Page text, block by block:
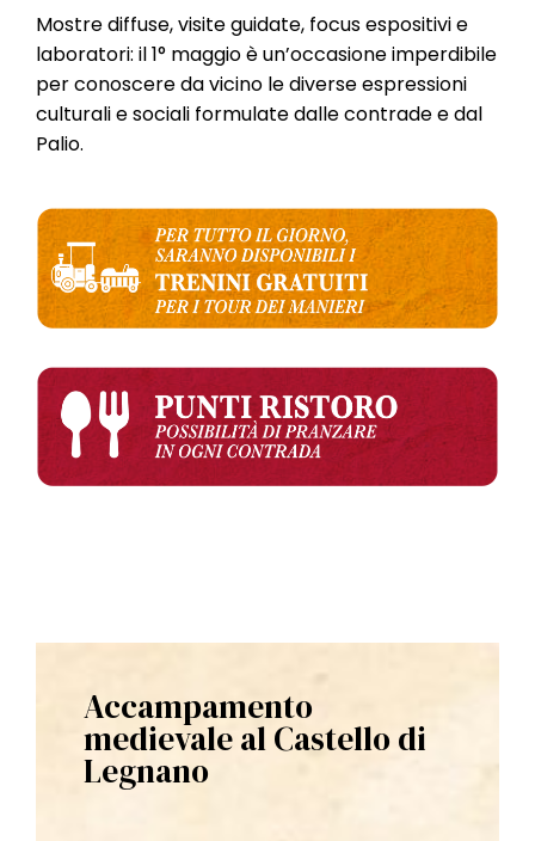
Mostre diffuse, visite guidate, focus espositivi e
laboratori: il 1° maggio è un’occasione imperdibile
per conoscere da vicino le diverse espressioni
culturali e sociali formulate dalle contrade e dal
Palio.
Accampamento
medievale al Castello di
Legnano